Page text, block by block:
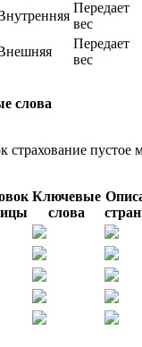
Передает
вес
Передает
вес
слова
страхование пустое
Ключевые
слова